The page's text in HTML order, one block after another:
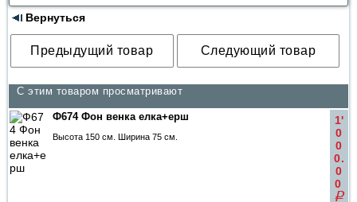
Вернуться
С этим товаром просматривают
Ф674 Фон венка елка+ерш
Высота 150 см. Ширина 75 см.
1'
0
0
0.
0
0
q